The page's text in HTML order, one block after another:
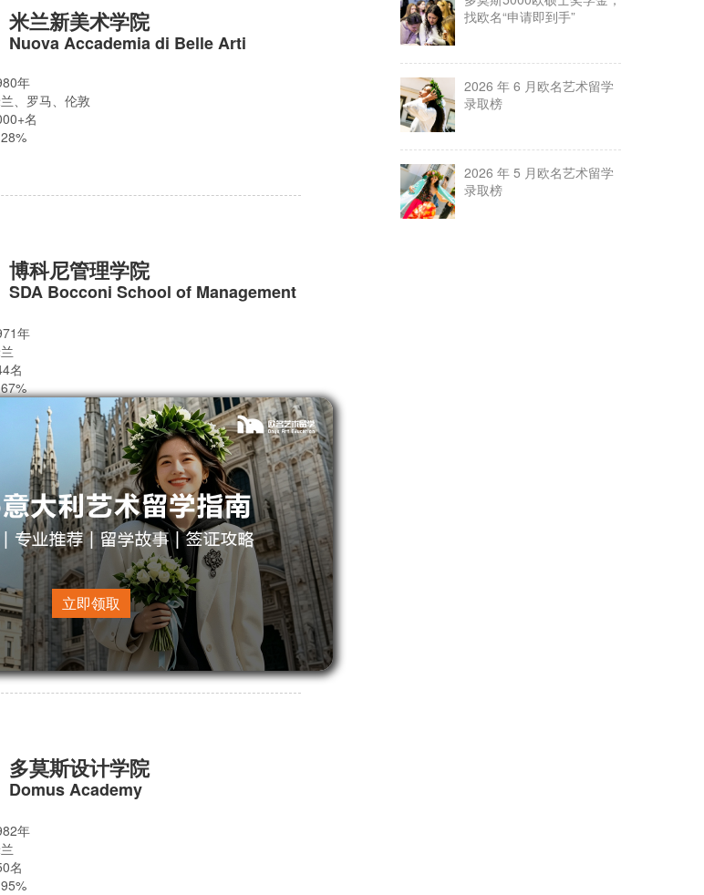
米兰新美术学院
Nuova Accademia di Belle Arti
年
、罗马、伦敦
名
博科尼管理学院
SDA Bocconi School of Management
年
名
巴黎奢侈品管理学院
Sup de Luxe Paris
年
名
45%
多莫斯设计学院
Domus Academy
年
名
找欧名“申请即到手”
2026 年 6 月欧名艺术留学
录取榜
2026 年 5 月欧名艺术留学
录取榜
立即领取